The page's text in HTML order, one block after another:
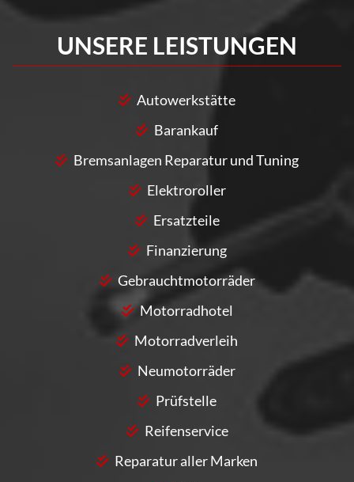
UNSERE LEISTUNGEN
Autowerkstätte
Barankauf
Bremsanlagen Reparatur und Tuning
Elektroroller
Ersatzteile
Finanzierung
Gebrauchtmotorräder
Motorradhotel
Motorradverleih
Neumotorräder
Prüfstelle
Reifenservice
Reparatur aller Marken